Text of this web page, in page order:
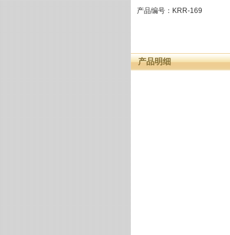
产品编号：KRR-169
产品明细